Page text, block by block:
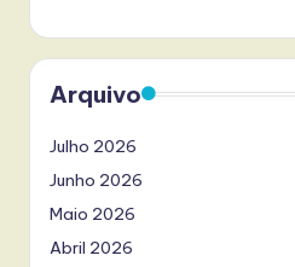
Arquivo
Julho 2026
Junho 2026
Maio 2026
Abril 2026